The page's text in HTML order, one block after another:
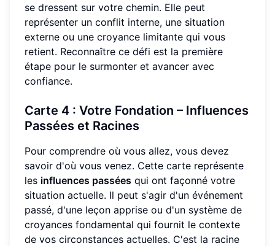
se dressent sur votre chemin. Elle peut
représenter un conflit interne, une situation
externe ou une croyance limitante qui vous
retient. Reconnaître ce défi est la première
étape pour le surmonter et avancer avec
confiance.
Carte 4 : Votre Fondation – Influences
Passées et Racines
Pour comprendre où vous allez, vous devez
savoir d'où vous venez. Cette carte représente
les influences passées qui ont façonné votre
situation actuelle. Il peut s'agir d'un événement
passé, d'une leçon apprise ou d'un système de
croyances fondamental qui fournit le contexte
de vos circonstances actuelles. C'est la racine